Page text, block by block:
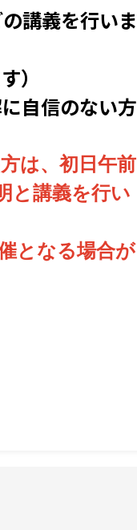
講義を行いま
）
自信のない方
は、初日午前
と講義を行い
となる場合が